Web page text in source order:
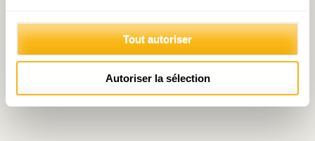
Tout autoriser
Autoriser la sélection